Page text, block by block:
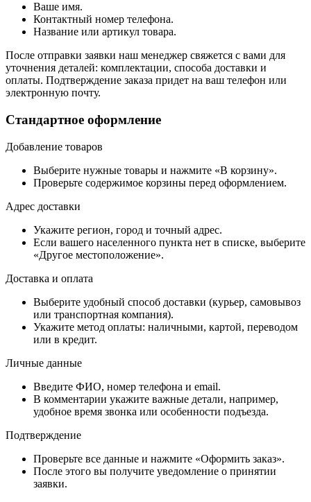
Ваше имя.
Контактный номер телефона.
Название или артикул товара.
После отправки заявки наш менеджер свяжется с вами для
уточнения деталей: комплектации, способа доставки и
оплаты. Подтверждение заказа придет на ваш телефон или
электронную почту.
Стандартное оформление
Добавление товаров
Выберите нужные товары и нажмите «В корзину».
Проверьте содержимое корзины перед оформлением.
Адрес доставки
Укажите регион, город и точный адрес.
Если вашего населенного пункта нет в списке, выберите
«Другое местоположение».
Доставка и оплата
Выберите удобный способ доставки (курьер, самовывоз
или транспортная компания).
Укажите метод оплаты: наличными, картой, переводом
или в кредит.
Личные данные
Введите ФИО, номер телефона и email.
В комментарии укажите важные детали, например,
удобное время звонка или особенности подъезда.
Подтверждение
Проверьте все данные и нажмите «Оформить заказ».
После этого вы получите уведомление о принятии
заявки.